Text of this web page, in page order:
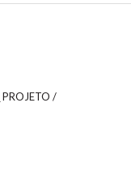
PROJETO /